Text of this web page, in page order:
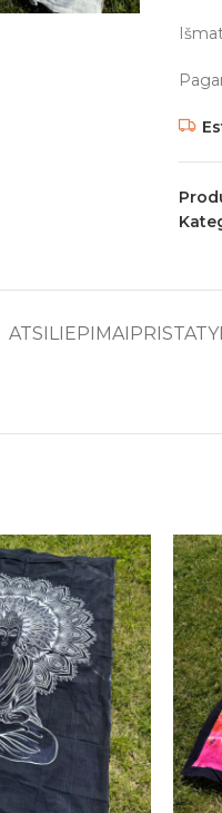
ATSILIEPIMAI